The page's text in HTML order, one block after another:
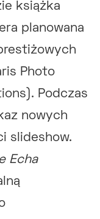
książka
planowana
Photo
Podczas
nowych
slideshow.
Echa